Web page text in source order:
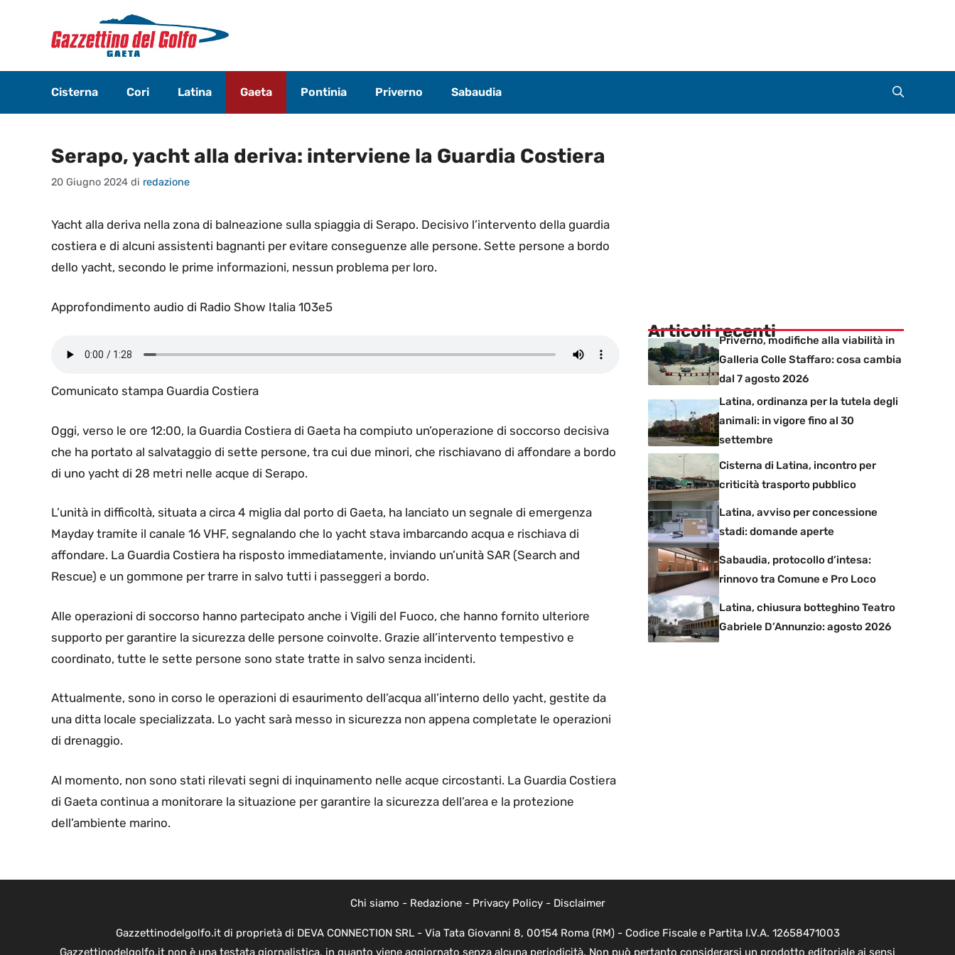
contenuto
Cisterna Cori Latina Gaeta Pontinia Priverno Sabaudia
Serapo, yacht alla deriva: interviene la Guardia Costiera
20 Giugno 2024 di redazione
Yacht alla deriva nella zona di balneazione sulla spiaggia di Serapo. Decisivo l’intervento della guardia
costiera e di alcuni assistenti bagnanti per evitare conseguenze alle persone. Sette persone a bordo
dello yacht, secondo le prime informazioni, nessun problema per loro.
Approfondimento audio di Radio Show Italia 103e5
Comunicato stampa Guardia Costiera
Oggi, verso le ore 12:00, la Guardia Costiera di Gaeta ha compiuto un’operazione di soccorso decisiva
che ha portato al salvataggio di sette persone, tra cui due minori, che rischiavano di affondare a bordo
di uno yacht di 28 metri nelle acque di Serapo.
L’unità in difficoltà, situata a circa 4 miglia dal porto di Gaeta, ha lanciato un segnale di emergenza
Mayday tramite il canale 16 VHF, segnalando che lo yacht stava imbarcando acqua e rischiava di
affondare. La Guardia Costiera ha risposto immediatamente, inviando un’unità SAR (Search and
Rescue) e un gommone per trarre in salvo tutti i passeggeri a bordo.
Alle operazioni di soccorso hanno partecipato anche i Vigili del Fuoco, che hanno fornito ulteriore
supporto per garantire la sicurezza delle persone coinvolte. Grazie all’intervento tempestivo e
coordinato, tutte le sette persone sono state tratte in salvo senza incidenti.
Attualmente, sono in corso le operazioni di esaurimento dell’acqua all’interno dello yacht, gestite da
una ditta locale specializzata. Lo yacht sarà messo in sicurezza non appena completate le operazioni
di drenaggio.
Al momento, non sono stati rilevati segni di inquinamento nelle acque circostanti. La Guardia Costiera
di Gaeta continua a monitorare la situazione per garantire la sicurezza dell’area e la protezione
dell’ambiente marino.
Articoli recentiPriverno, modifiche alla viabilità in
Galleria Colle Staffaro: cosa cambia
dal 7 agosto 2026
Latina, ordinanza per la tutela degli
animali: in vigore fino al 30
settembre
Cisterna di Latina, incontro per
criticità trasporto pubblico
Latina, avviso per concessione
stadi: domande aperte
Sabaudia, protocollo d’intesa:
rinnovo tra Comune e Pro Loco
Latina, chiusura botteghino Teatro
Gabriele D’Annunzio: agosto 2026
Chi siamo - Redazione- Privacy Policy- Disclaimer
Gazzettinodelgolfo.it di proprietà di DEVA CONNECTION SRL - Via Tata Giovanni 8, 00154 Roma (RM) - Codice Fiscale e Partita I.V.A. 12658471003
Gazzettinodelgolfo.it non è una testata giornalistica, in quanto viene aggiornato senza alcuna periodicità. Non può pertanto considerarsi un prodotto editoriale ai sensi